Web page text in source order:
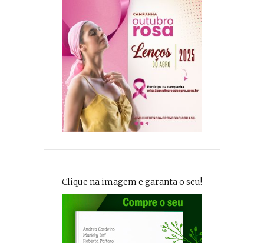
Clique na imagem e garanta o seu!